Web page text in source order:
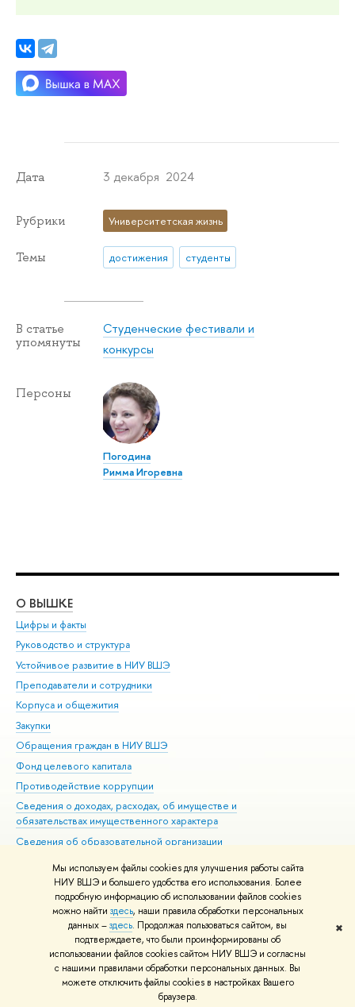
Мы используем файлы cookies для улучшения работы сайта
НИУ ВШЭ и большего удобства его использования. Более
подробную информацию об использовании файлов cookies
можно найти здесь, наши правила обработки персональных
данных –здесь. Продолжая пользоваться сайтом, вы
подтверждаете, что были проинформированы об
использовании файлов cookies сайтом НИУ ВШЭ и согласны
с нашими правилами обработки персональных данных. Вы
можете отключить файлы cookies в настройках Вашего
браузера.
✖
Дата 3 декабря 2024
Рубрики Университетская жизнь
Темы достижения студенты
В статье
упомянуты
Студенческие фестивали и
конкурсы
Персоны
Погодина
Римма Игоревна
О ВЫШКЕ
Цифры и факты
Руководство и структура
Устойчивое развитие в НИУ ВШЭ
Преподаватели и сотрудники
Корпуса и общежития
Закупки
Обращения граждан в НИУ ВШЭ
Фонд целевого капитала
Противодействие коррупции
Сведения о доходах, расходах, об имуществе и
обязательствах имущественного характера
Сведения об образовательной организации
Людям с ограниченными возможностями здоровья
Единая платежная страница
Работа в Вышке
© НИУ ВШЭ 1993–2026 Адреса и контакты Условия использования
материалов Политика конфиденциальности Карта сайта
Шрифты HSE Sans и HSE Slab разработаны вШколе дизайна НИУ ВШЭ